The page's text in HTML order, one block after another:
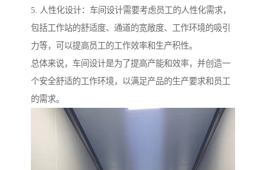
5. 人性化设计：车间设计需要考虑员工的人性化需求，
包括工作站的舒适度、通道的宽敞度、工作环境的吸引
力等，可以提高员工的工作效率和生产积性。
总体来说，车间设计是为了提高产能和效率，并创造一
个安全舒适的工作环境，以满足产品的生产要求和员工
的需求。